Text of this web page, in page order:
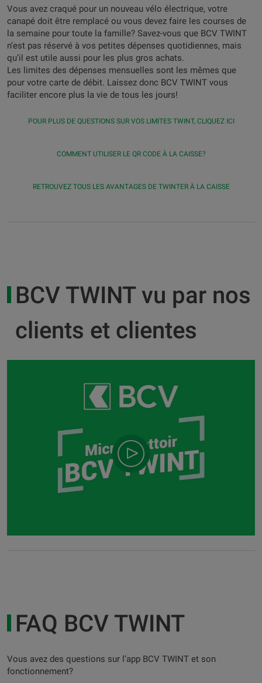
Vous avez craqué pour un nouveau vélo électrique, votre
canapé doit être remplacé ou vous devez faire les courses de
la semaine pour toute la famille? Savez-vous que BCV TWINT
n’est pas réservé à vos petites dépenses quotidiennes, mais
qu’il est utile aussi pour les plus gros achats.
Les limites des dépenses mensuelles sont les mêmes que
pour votre carte de débit. Laissez donc BCV TWINT vous
faciliter encore plus la vie de tous les jours!
POUR PLUS DE QUESTIONS SUR VOS LIMITES TWINT, CLIQUEZ ICI
COMMENT UTILISER LE QR CODE À LA CAISSE?
RETROUVEZ TOUS LES AVANTAGES DE TWINTER À LA CAISSE
BCV TWINT vu par nos
clients et clientes
FAQ BCV TWINT
Vous avez des questions sur l’app BCV TWINT et son
fonctionnement?